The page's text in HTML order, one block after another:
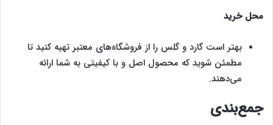
محل خرید
بهتر است گارد و گلس را از فروشگاه‌های معتبر تهیه کنید تا
مطمئن شوید که محصول اصل و با کیفیتی به شما ارائه‌‌‌
می‌دهند.
جمع‌بندی